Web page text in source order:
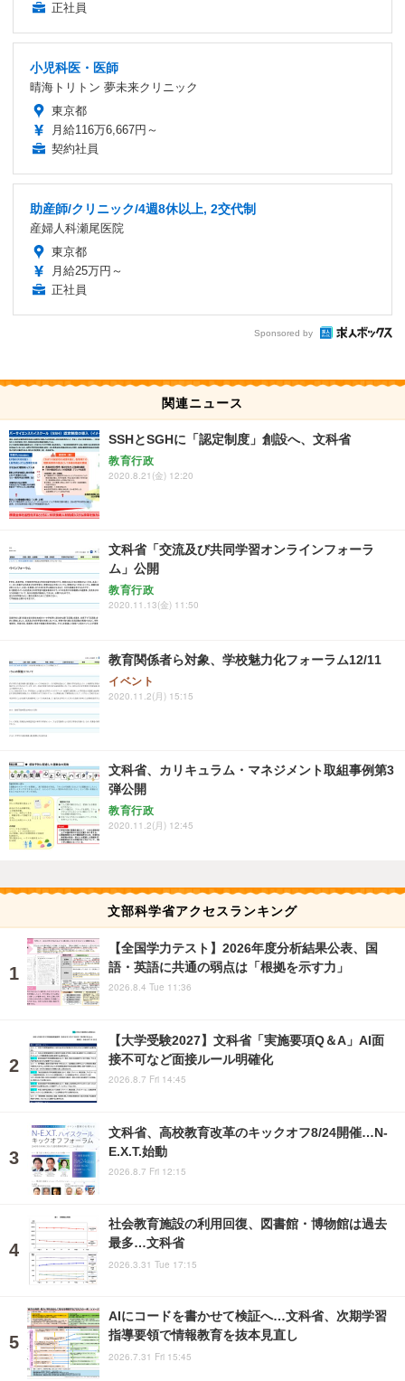
正社員
小児科医・医師
晴海トリトン 夢未来クリニック
東京都
月給116万6,667円～
契約社員
助産師/クリニック/4週8休以上, 2交代制
産婦人科瀬尾医院
東京都
月給25万円～
正社員
Sponsored by
関連ニュース
SSHとSGHに「認定制度」創設へ、文科省
教育行政
2020.8.21(金) 12:20
文科省「交流及び共同学習オンラインフォーラ
ム」公開
教育行政
2020.11.13(金) 11:50
教育関係者ら対象、学校魅力化フォーラム12/11
イベント
2020.11.2(月) 15:15
文科省、カリキュラム・マネジメント取組事例第3
弾公開
教育行政
2020.11.2(月) 12:45
文部科学省アクセスランキング
【全国学力テスト】2026年度分析結果公表、国
語・英語に共通の弱点は「根拠を示す力」
2026.8.4 Tue 11:36
【大学受験2027】文科省「実施要項Q＆A」AI面
接不可など面接ルール明確化
2026.8.7 Fri 14:45
文科省、高校教育改革のキックオフ8/24開催…N-
E.X.T.始動
2026.8.7 Fri 12:15
社会教育施設の利用回復、図書館・博物館は過去
最多…文科省
2026.3.31 Tue 17:15
AIにコードを書かせて検証へ…文科省、次期学習
指導要領で情報教育を抜本見直し
2026.7.31 Fri 15:45